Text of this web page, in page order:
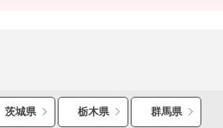
茨城県 栃木県 群馬県